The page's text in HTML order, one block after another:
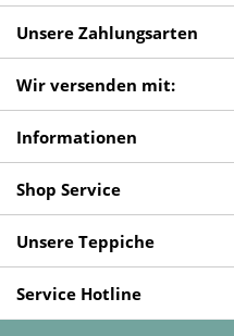
Unsere Zahlungsarten
Wir versenden mit:
Informationen
Shop Service
Unsere Teppiche
Service Hotline